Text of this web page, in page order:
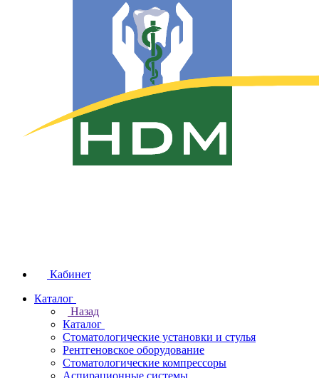
Кабинет
Каталог
Назад
Каталог
Стоматологические установки и стулья
Рентгеновское оборудование
Стоматологические компрессоры
Аспирационные системы